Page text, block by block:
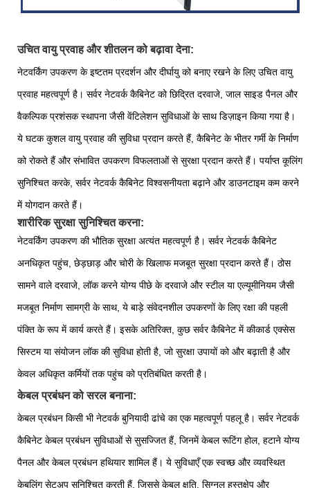
उचित वायु प्रवाह और शीतलन को बढ़ावा देना:
नेटवर्किंग उपकरण के इष्टतम प्रदर्शन और दीर्घायु को बनाए रखने के लिए उचित वायु
प्रवाह महत्वपूर्ण है। सर्वर नेटवर्क कैबिनेट को छिद्रित दरवाजे, जाल साइड पैनल और
वैकल्पिक प्रशंसक स्थापना जैसी वेंटिलेशन सुविधाओं के साथ डिज़ाइन किया गया है।
ये घटक कुशल वायु प्रवाह की सुविधा प्रदान करते हैं, कैबिनेट के भीतर गर्मी के निर्माण
को रोकते हैं और संभावित उपकरण विफलताओं से सुरक्षा प्रदान करते हैं। पर्याप्त कूलिंग
सुनिश्चित करके, सर्वर नेटवर्क कैबिनेट विश्वसनीयता बढ़ाने और डाउनटाइम कम करने
में योगदान करते हैं।
शारीरिक सुरक्षा सुनिश्चित करना:
नेटवर्किंग उपकरण की भौतिक सुरक्षा अत्यंत महत्वपूर्ण है। सर्वर नेटवर्क कैबिनेट
अनधिकृत पहुंच, छेड़छाड़ और चोरी के खिलाफ मजबूत सुरक्षा प्रदान करते हैं। ठोस
सामने वाले दरवाजे, लॉक करने योग्य पीछे के दरवाजे और स्टील या एल्यूमीनियम जैसी
मजबूत निर्माण सामग्री के साथ, ये बाड़े संवेदनशील उपकरणों के लिए रक्षा की पहली
पंक्ति के रूप में कार्य करते हैं। इसके अतिरिक्त, कुछ सर्वर कैबिनेट में कीकार्ड एक्सेस
सिस्टम या संयोजन लॉक की सुविधा होती है, जो सुरक्षा उपायों को और बढ़ाती है और
केवल अधिकृत कर्मियों तक पहुंच को प्रतिबंधित करती है।
केबल प्रबंधन को सरल बनाना:
केबल प्रबंधन किसी भी नेटवर्क बुनियादी ढांचे का एक महत्वपूर्ण पहलू है। सर्वर नेटवर्क
कैबिनेट केबल प्रबंधन सुविधाओं से सुसज्जित हैं, जिनमें केबल रूटिंग होल, हटाने योग्य
पैनल और केबल प्रबंधन हथियार शामिल हैं। ये सुविधाएँ एक स्वच्छ और व्यवस्थित
केबलिंग सेटअप सुनिश्चित करती हैं, जिससे केबल क्षति, सिग्नल हस्तक्षेप और